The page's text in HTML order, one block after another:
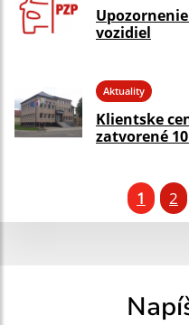
vozidiel
Aktuality
Klientske
zatvorené
1 2